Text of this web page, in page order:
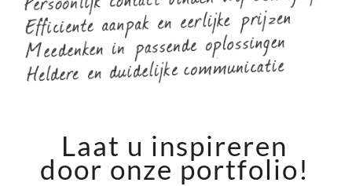
Laat u inspireren
door onze portfolio!